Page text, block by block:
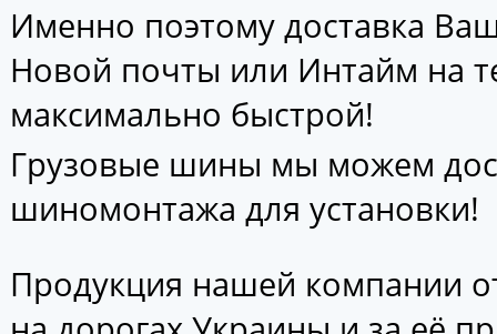
Именно поэтому доставка
Новой почты или Интайм на
максимально быстрой!
Грузовые шины мы можем
шиномонтажа для установки!
Продукция нашей компании